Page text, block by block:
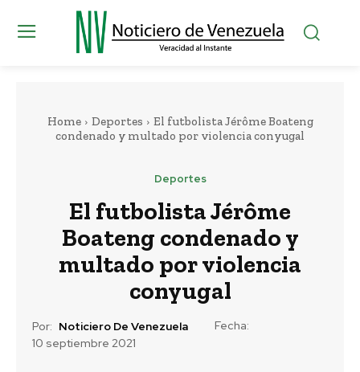
Home Deportes
El futbolista Jérôme Boateng
condenado y multado por violencia conyugal
Deportes
El futbolista Jérôme
Boateng condenado y
multado por violencia
conyugal
Por: Noticiero De Venezuela
Fecha:
10 septiembre 2021